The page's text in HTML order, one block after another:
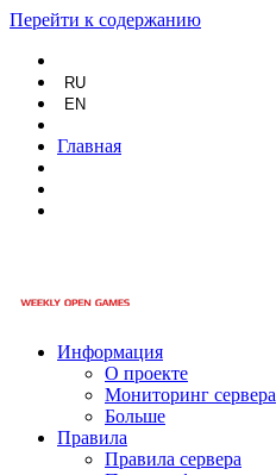
Перейти к содержанию
RU
EN
Главная
Информация
О проекте
Мониторинг сервера
Больше
Правила
Правила сервера